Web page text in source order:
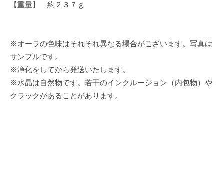
【重量】 約２３７ｇ
※オーラの色味はそれぞれ異なる場合がございます。写真は
サンプルです。
※浄化をしてから発送いたします。
※水晶は自然物です。若干のインクルージョン（内包物）や
クラックがあることがあります。